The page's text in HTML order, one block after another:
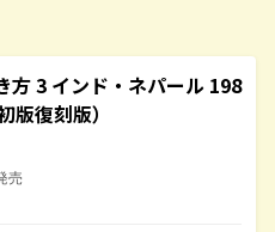
方 3 インド・ネパール 198
版復刻版）
売